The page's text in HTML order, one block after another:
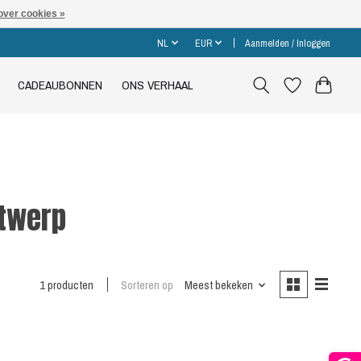
NL EUR Aanmelden / Inloggen
CADEAUBONNEN ONS VERHAAL
1 producten Sorteren op Meest bekeken
cookies »